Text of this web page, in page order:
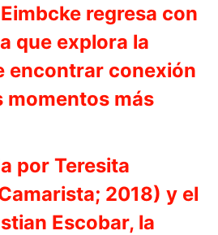
regresa con
que explora la
encontrar conexión
momentos más
por Teresita
2018) y el
Escobar, la